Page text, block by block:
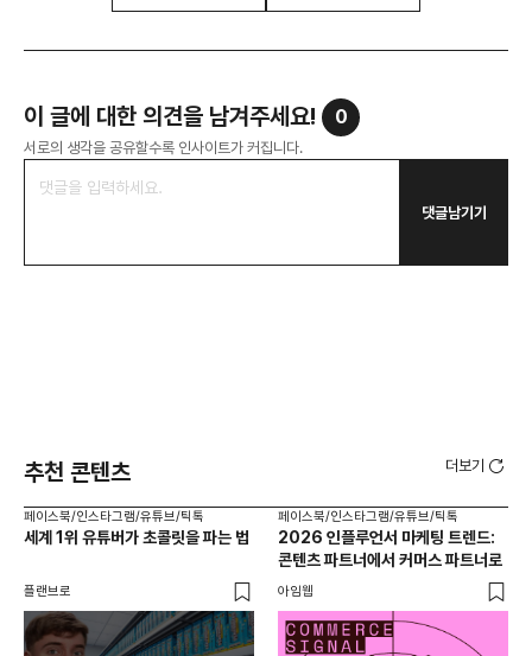
이 글에 대한 의견을 남겨주세요! 0
서로의 생각을 공유할수록 인사이트가 커집니다.
댓글남기기
추천 콘텐츠 더보기
페이스북/인스타그램/유튜브/틱톡
세계 1위 유튜버가 초콜릿을 파는 법
플랜브로
페이스북/인스타그램/유튜브/틱톡
2026 인플루언서 마케팅 트렌드:
콘텐츠 파트너에서 커머스 파트너로
아임웹